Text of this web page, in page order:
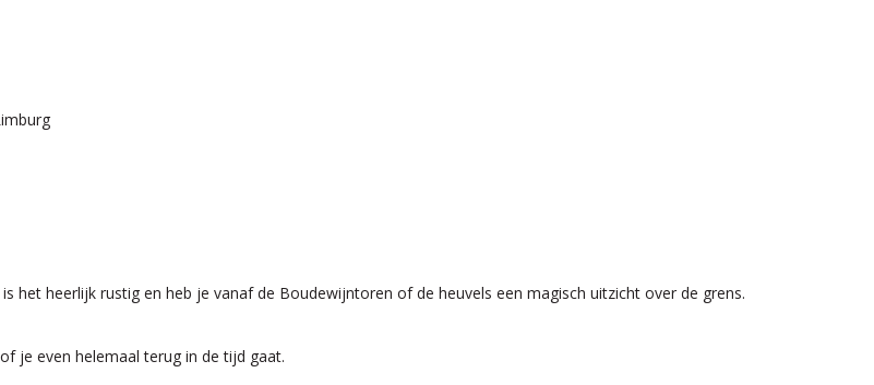
het heerlijk rustig en heb je vanaf de Boudewijntoren of de heuvels een magisch uitzicht over de grens.
je even helemaal terug in de tijd gaat.